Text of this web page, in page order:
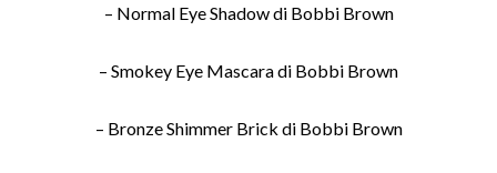
– Normal Eye Shadow di Bobbi Brown
– Smokey Eye Mascara di Bobbi Brown
– Bronze Shimmer Brick di Bobbi Brown